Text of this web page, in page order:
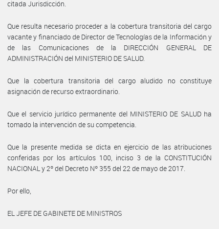
citada Jurisdicción.
Que resulta necesario proceder a la cobertura transitoria del cargo
vacante y financiado de Director de Tecnologías de la Información y
de las Comunicaciones de la DIRECCIÓN GENERAL DE
ADMINISTRACIÓN del MINISTERIO DE SALUD.
Que la cobertura transitoria del cargo aludido no constituye
asignación de recurso extraordinario.
Que el servicio jurídico permanente del MINISTERIO DE SALUD ha
tomado la intervención de su competencia.
Que la presente medida se dicta en ejercicio de las atribuciones
conferidas por los artículos 100, inciso 3 de la CONSTITUCIÓN
NACIONAL y 2º del Decreto Nº 355 del 22 de mayo de 2017.
Por ello,
EL JEFE DE GABINETE DE MINISTROS